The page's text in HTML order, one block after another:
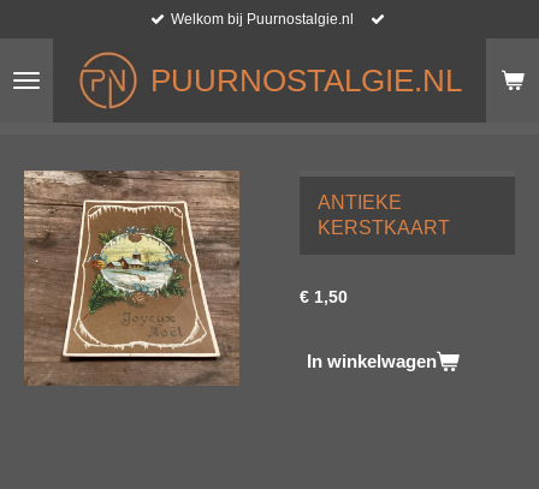
naar
hoofdinhoud
PUURNOSTALGIE.NL
Welkom bij Puurnostalgie.nl
ANTIEKE
KERSTKAART
€ 1,50
In winkelwagen